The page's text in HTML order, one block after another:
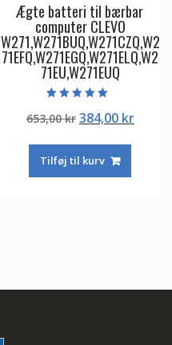
Ægte batteri til bærbar
computer CLEVO
W271,W271BUQ,W271CZQ,W2
71EFQ,W271EGQ,W271ELQ,W2
71EU,W271EUQ
5.00
ud af 5
653,00kr Den
pris
var:
384,00 krDen
Tilføj til kurv